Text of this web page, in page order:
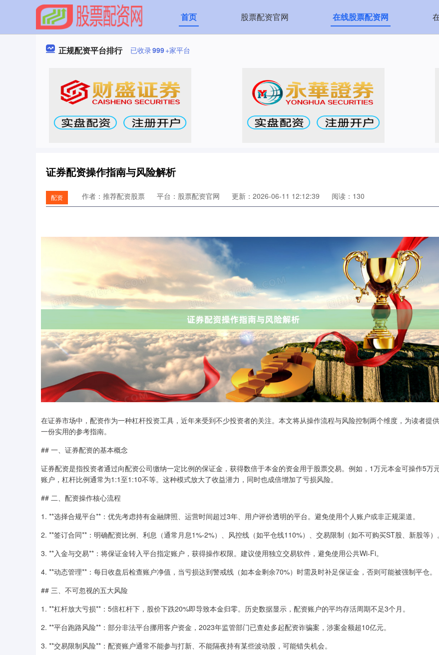
首页 股票配资官网 在线股票配资网
正规配资平台排行 已收录999+家平台
证券配资操作指南与风险解析
配资 作者：推荐配资股票 平台：股票配资官网 更新：2026-06-11 12:12:39 阅读：130
在证券市场中，配资作为一种杠杆投资工具，近年来受到不少投资者的关注。本文将从操作流程与风险控制两个维度，为读者提供
一份实用的参考指南。
## 一、证券配资的基本概念
证券配资是指投资者通过向配资公司缴纳一定比例的保证金，获得数倍于本金的资金用于股票交易。例如，1万元本金可操作5万
账户，杠杆比例通常为1:1至1:10不等。这种模式放大了收益潜力，同时也成倍增加了亏损风险。
## 二、配资操作核心流程
1. **选择合规平台**：优先考虑持有金融牌照、运营时间超过3年、用户评价透明的平台。避免使用个人账户或非正规渠道。
2. **签订合同**：明确配资比例、利息（通常月息1%-2%）、风控线（如平仓线110%）、交易限制（如不可购买ST股、新股等）。
3. **入金与交易**：将保证金转入平台指定账户，获得操作权限。建议使用独立交易软件，避免使用公共Wi-Fi。
4. **动态管理**：每日收盘后检查账户净值，当亏损达到警戒线（如本金剩余70%）时需及时补足保证金，否则可能被强制平仓。
## 三、不可忽视的五大风险
1. **杠杆放大亏损**：5倍杠杆下，股价下跌20%即导致本金归零。历史数据显示，配资账户的平均存活周期不足3个月。
2. **平台跑路风险**：部分非法平台挪用客户资金，2023年监管部门已查处多起配资诈骗案，涉案金额超10亿元。
3. **交易限制风险**：配资账户通常不能参与打新、不能隔夜持有某些波动股，可能错失机会。